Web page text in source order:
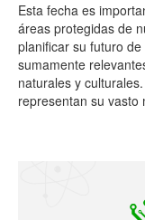
Esta fecha es
áreas protegidas de
planificar su futuro
sumamente
naturales y
representan su vasto